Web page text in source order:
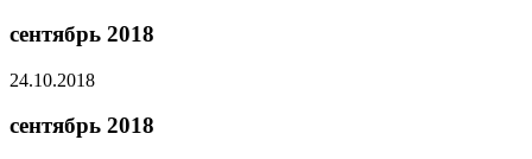
сентябрь 2018
24.10.2018
сентябрь 2018